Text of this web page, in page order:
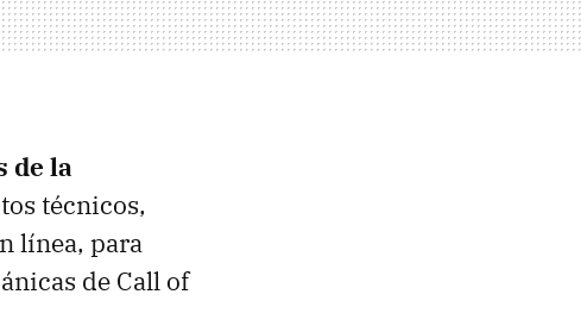
de la
técnicos,
línea, para
de Call of